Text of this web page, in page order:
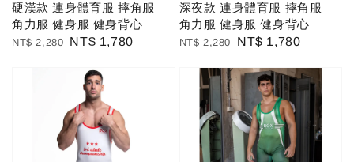
硬漢款 連身體育服 摔角服
角力服 健身服 健身背心
Regular
NT$ 2,280 Sale
NT$ 1,780
深夜款 連身體育服 摔角服
角力服 健身服 健身背心
Regular
NT$ 2,280
Sale
NT$ 1,780